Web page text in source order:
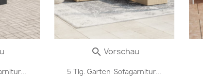
5-Tlg. Garten-Sofagarnitur...
 Vorschau